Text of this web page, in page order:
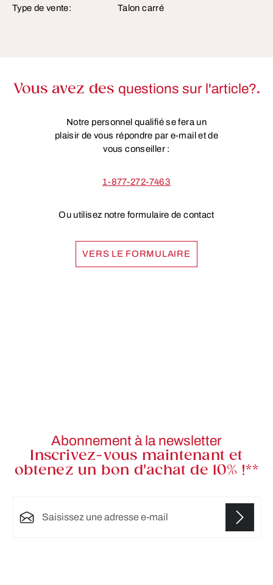
Type de vente:
Talon carré
Vous avez des questions sur l'article?.
Notre personnel qualifié se fera un
plaisir de vous répondre par e-mail et de
vous conseiller :
1-877-272-7463
Ou utilisez notre formulaire de contact
VERS LE FORMULAIRE
Abonnement à la newsletter
Inscrivez-vous maintenant et
obtenez un bon d'achat de 10% !**